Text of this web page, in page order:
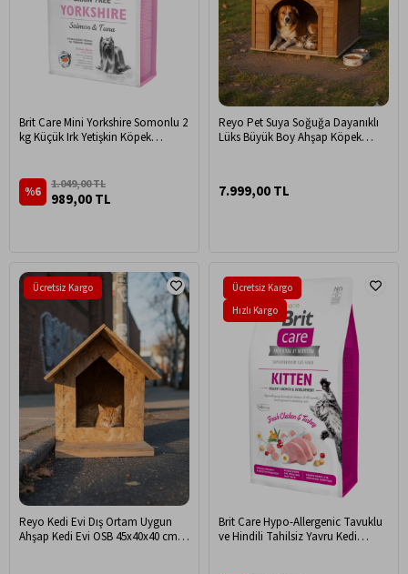
Brit Care Mini Yorkshire Somonlu 2
kg Küçük Irk Yetişkin Köpek
989,00 TL
1.049,00 TL
%6
Reyo Pet Suya Soğuğa Dayanıklı
Lüks Büyük Boy Ahşap Köpek
7.999,00 TL
Reyo Kedi Evi Dış Ortam Uygun
Ahşap Kedi Evi OSB 45x40x40 cm
Ücretsiz Kargo
Brit Care Hypo-Allergenic Tavuklu
ve Hindili Tahilsiz Yavru Kedi
Ücretsiz Kargo
Hızlı Kargo